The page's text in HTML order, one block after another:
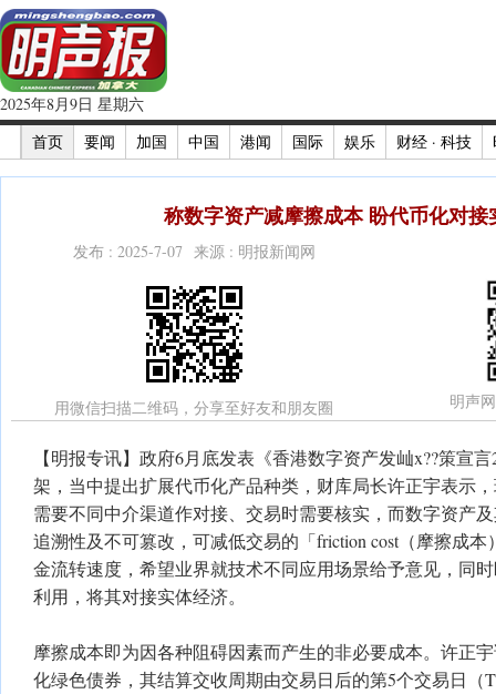
2025年8月9日 星期六
首页
要闻 加国 中国 港闻 国际 娱乐 财经 · 科技
称数字资产减摩擦成本 盼代币化对接
发布 : 2025-7-07 来源 : 明报新闻网
用微信扫描二维码，分享至好友和朋友圈 明声
【明报专讯】政府6月底发表《香港数字资产发屾x??策宣
架，当中提出扩展代币化产品种类，财库局长许正宇表示
需要不同中介渠道作对接、交易时需要核实，而数字资产
追溯性及不可篡改，可减低交易的「friction cost（摩擦成
金流转速度，希望业界就技术不同应用场景给予意见，同
利用，将其对接实体经济。
摩擦成本即为因各种阻碍因素而产生的非必要成本。许正
化绿色债券，其结算交收周期由交易日后的第5个交易日（